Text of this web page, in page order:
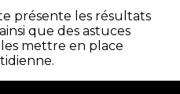
présente les résultats
que des astuces
mettre en place